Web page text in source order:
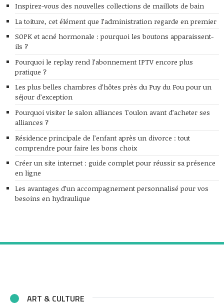
Inspirez-vous des nouvelles collections de maillots de bain
La toiture, cet élément que l’administration regarde en premier
SOPK et acné hormonale : pourquoi les boutons apparaissent-
ils ?
Pourquoi le replay rend l’abonnement IPTV encore plus
pratique ?
Les plus belles chambres d’hôtes près du Puy du Fou pour un
séjour d’exception
Pourquoi visiter le salon alliances Toulon avant d’acheter ses
alliances ?
Résidence principale de l’enfant après un divorce : tout
comprendre pour faire les bons choix
Créer un site internet : guide complet pour réussir sa présence
en ligne
Les avantages d’un accompagnement personnalisé pour vos
besoins en hydraulique
ART & CULTURE